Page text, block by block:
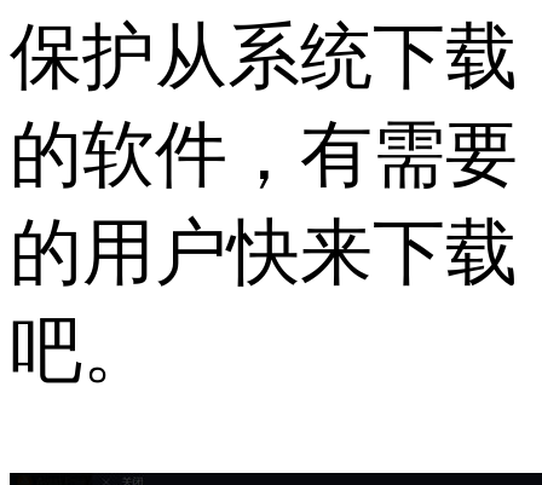
保护从系统下载
的软件，有需要
的用户快来下载
吧。